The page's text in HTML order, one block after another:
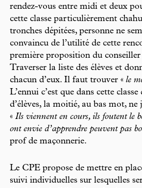
rendez-vous entre midi et deux
cette classe particulièrement
tronches dépitées, personne ne
convaincu de l’utilité de cette
première proposition du conseiller
Traverser la liste des élèves et
chacun d’eux. Il faut trouver « le
L’ennui c’est que dans cette classe
d’élèves, la moitié, au bas mot, ne
« Ils viennent en cours, ils foutent le
ont envie d’apprendre peuvent pas
prof de maçonnerie.
Le CPE propose de mettre en
suivi individuelles sur lesquelles